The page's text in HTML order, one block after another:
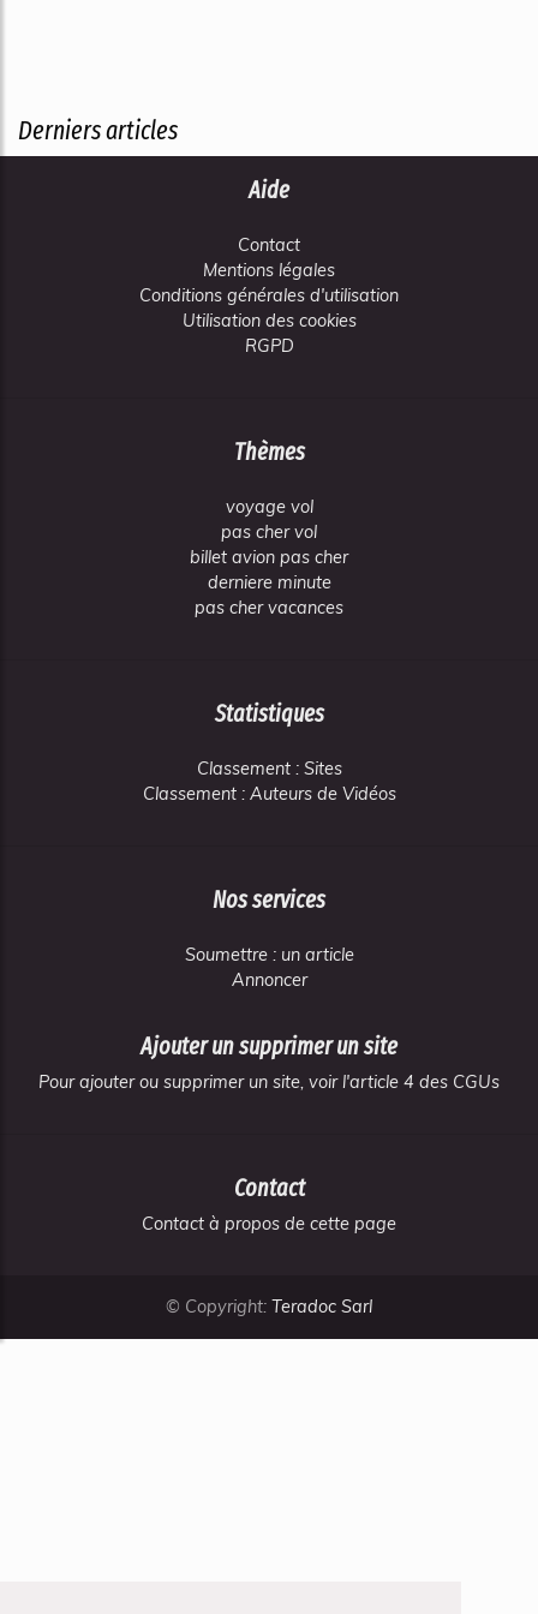
Derniers articles
Aide
Contact
Mentions légales
Conditions générales d'utilisation
Utilisation des cookies
RGPD
Thèmes
voyage vol
pas cher vol
billet avion pas cher
derniere minute
pas cher vacances
Statistiques
Classement : Sites
Classement : Auteurs de Vidéos
Nos services
Soumettre : un article
Annoncer
Ajouter un supprimer un site
Pour ajouter ou supprimer un site, voir l'article 4 des CGUs
Contact
Contact à propos de cette page
© Copyright: Teradoc Sarl